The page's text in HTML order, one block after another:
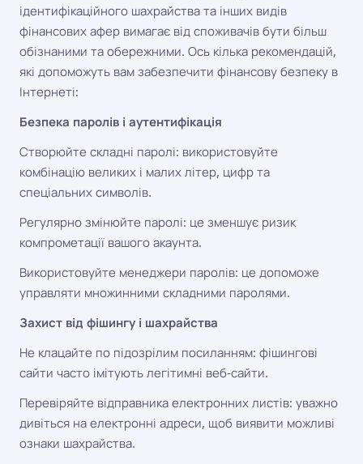
ідентифікаційного шахрайства та інших видів
фінансових афер вимагає від споживачів бути більш
обізнаними та обережними. Ось кілька рекомендацій,
які допоможуть вам забезпечити фінансову безпеку в
Інтернеті:
Безпека паролів і аутентифікація
Створюйте складні паролі: використовуйте
комбінацію великих і малих літер, цифр та
спеціальних символів.
Регулярно змінюйте паролі: це зменшує ризик
компрометації вашого акаунта.
Використовуйте менеджери паролів: це допоможе
управляти множинними складними паролями.
Захист від фішингу і шахрайства
Не клацайте по підозрілим посиланням: фішингові
сайти часто імітують легітимні веб-сайти.
Перевіряйте відправника електронних листів: уважно
дивіться на електронні адреси, щоб виявити можливі
ознаки шахрайства.